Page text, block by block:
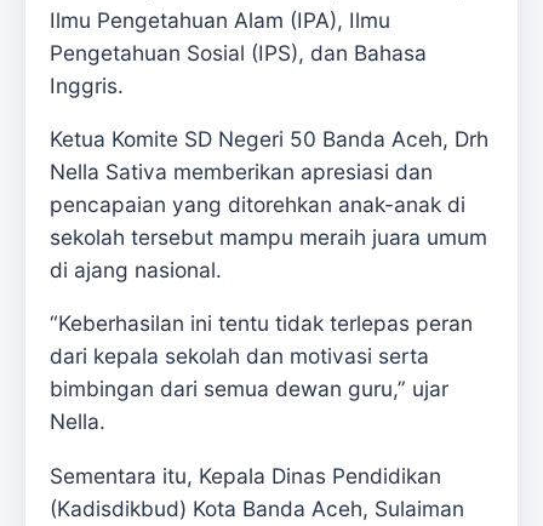
Ilmu Pengetahuan Alam (IPA), Ilmu
Pengetahuan Sosial (IPS), dan Bahasa
Inggris.
Ketua Komite SD Negeri 50 Banda Aceh, Drh
Nella Sativa memberikan apresiasi dan
pencapaian yang ditorehkan anak-anak di
sekolah tersebut mampu meraih juara umum
di ajang nasional.
“Keberhasilan ini tentu tidak terlepas peran
dari kepala sekolah dan motivasi serta
bimbingan dari semua dewan guru,” ujar
Nella.
Sementara itu, Kepala Dinas Pendidikan
(Kadisdikbud) Kota Banda Aceh, Sulaiman